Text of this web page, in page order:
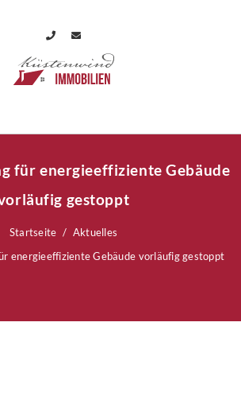
für energieeffiziente Gebäude
gestoppt
Startseite
Aktuelles
energieeffiziente Gebäude vorläufig gestoppt